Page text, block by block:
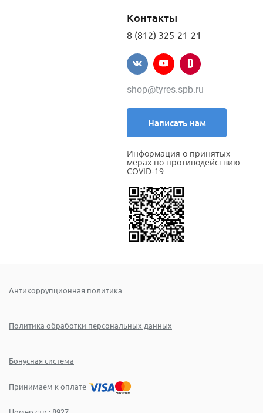
Контакты
8 (812) 325-21-21
shop@tyres.spb.ru
Написать нам
Информация о принятых
мерах по противодействию
COVID-19
Антикоррупционная политика
Политика обработки персональных данных
Бонусная система
Принимаем к оплате